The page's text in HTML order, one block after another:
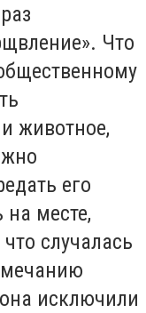
Что
животное,
его
на месте,
случалась
исключили